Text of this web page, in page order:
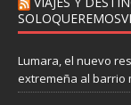
Lumara, el nuevo
extremeña al barrio